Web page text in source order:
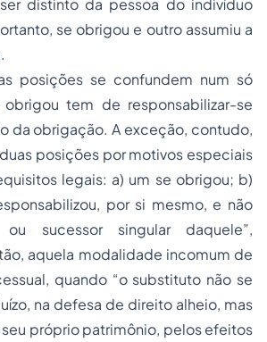
distinto da pessoa do indivíduo
se obrigou e outro assumiu a
posições se confundem num só
tem de responsabilizar-se
da obrigação. A exceção, contudo,
posições por motivos especiais
legais: a) um se obrigou; b)
por si mesmo, e não
sucessor singular daquele”,
aquela modalidade incomum de
quando “o substituto não se
na defesa de direito alheio, mas
próprio patrimônio, pelos efeitos